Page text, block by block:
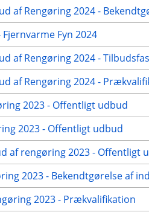
af Rengøring 2024 -
Fyn 2024
af Rengøring 2024 -
af Rengøring 2024 -
2023 - Offentligt udbud
2023 - Offentligt udbud
af rengøring 2023 - Offentligt
2023 - Bekendtgørelse af
2023 - Prækvalifikation